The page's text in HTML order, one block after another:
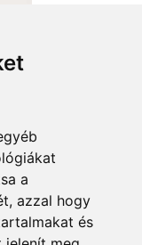
a
azzal hogy
és